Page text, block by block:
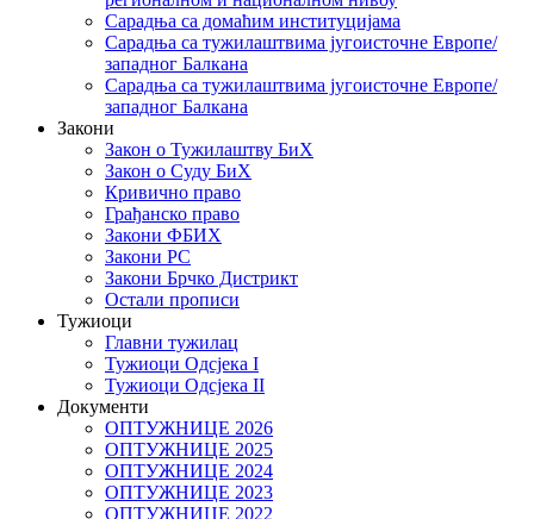
Сарадња са домаћим институцијама
Сарадња са тужилаштвима југоисточне Европе/
западног Балкана
Сарадња са тужилаштвима југоисточне Европе/
западног Балкана
Закони
Закон о Тужилаштву БиХ
Закон о Суду БиХ
Кривично право
Грађанско право
Закони ФБИХ
Закони РС
Закони Брчко Дистрикт
Остали прописи
Тужиоци
Главни тужилац
Тужиоци Oдсјекa I
Тужиоци Oдсјекa II
Документи
ОПТУЖНИЦЕ 2026
ОПТУЖНИЦЕ 2025
ОПТУЖНИЦЕ 2024
ОПТУЖНИЦЕ 2023
ОПТУЖНИЦЕ 2022